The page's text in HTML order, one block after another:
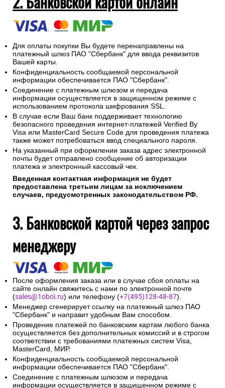
Для оплаты покупки Вы будете перенаправлены на
платежный шлюз ПАО "Сбербанк" для ввода реквизитов
Вашей карты.
Конфиденциальность сообщаемой персональной
информации обеспечивается ПАО "Сбербанк".
Соединение с платежным шлюзом и передача
информации осуществляется в защищенном режиме с
использованием протокола шифрования SSL.
В случае если Ваш банк поддерживает технологию
безопасного проведения интернет-платежей Verified By
Visa или MasterCard Secure Code для проведения платежа
также может потребоваться ввод специального пароля.
На указанный при оформлении заказа адрес электронной
почты будет отправлено сообщение об авторизации
платежа и электронный кассовый чек.
Введенная контактная информация не будет
предоставлена третьим лицам за исключением
случаев, предусмотренных законодательством РФ.
3. Банковской картой через запрос
менеджеру
После оформления заказа или в случае сбоя оплаты на
сайте онлайн свяжитесь с нами по электронной почте
(sales@1oboi.ru) или телефону (+7(495)128-48-87).
Менеджер сгенерирует ссылку на платежный шлюз ПАО
"Сбербанк" и направит удобным Вам способом.
Проведение платежей по банковским картам любого банка
осуществляется без дополнительных комиссий и в строгом
соответствии с требованиями платежных систем Visa,
MasterCard, МИР.
Конфиденциальность сообщаемой персональной
информации обеспечивается ПАО "Сбербанк".
Соединение с платежным шлюзом и передача
информации осуществляется в защищенном режиме с